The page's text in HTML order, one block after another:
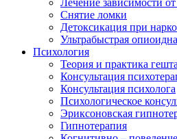
Лечение зависимости от
Снятие ломки
Детоксикация при
Ультрабыстрая
Психология
Теория и практика
Консультация
Консультация психолога
Психологическое
Эриксоновская
Гипнотерапия